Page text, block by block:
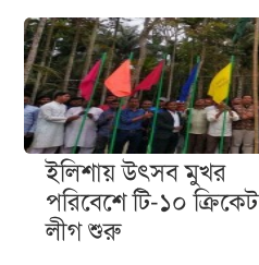
ইলিশায় উৎসব মুখর
পরিবেশে টি-১০ ক্রিকেট
লীগ শুরু